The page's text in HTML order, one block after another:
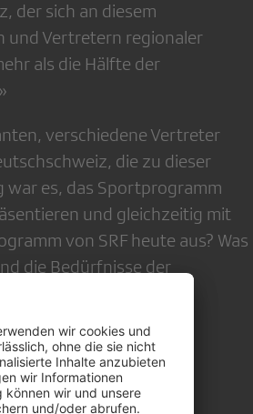
der sich an diesem
und Vertretern regionaler
als die Hälfte der
verschiedene Vertreter
die zu dieser
war es, das Sportprogramm
und gleichzeitig mit
von SRF heute aus? Was
die Bedürfnisse der
Sportart?